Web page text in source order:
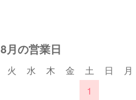
8月の営業日
火 水 木 金
土
1
日 月